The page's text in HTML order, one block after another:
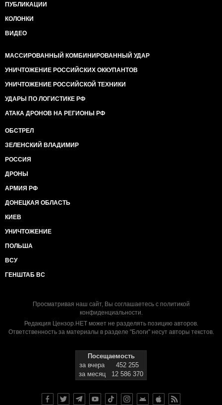
ПУБЛИКАЦИИ
КОЛОНКИ
ВИДЕО
МАССИРОВАННЫЙ КОМБИНИРОВАННЫЙ УДАР
УНИЧТОЖЕНИЕ РОССИЙСКИХ ОККУПАНТОВ
УНИЧТОЖЕНИЕ РОССИЙСКОЙ ТЕХНИКИ
УДАРЫ ПО ЛОГИСТИКЕ РФ
АТАКА ДРОНОВ НА РЕГИОНЫ РФ
ОБСТРЕЛ
ЗЕЛЕНСКИЙ ВЛАДИМИР
РОССИЯ
ДРОНЫ
АРМИЯ РФ
ДОНЕЦКАЯ ОБЛАСТЬ
КИЕВ
УНИЧТОЖЕНИЕ
ПОЛЬША
ВСУ
ГЕНШТАБ ВС
Просматривая наш сайт, Вы соглашаетесь с политикой
конфиденциальности.
Редакция Цензор.НЕТ может не разделять позицию авторов.
Ответственность за материалы в разделе "Блоги" несут авторы текстов.
Посещаемость
за вчера
452 255
за месяц
12 586 370